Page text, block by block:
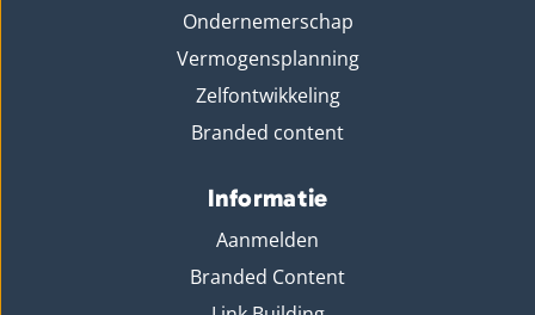
Ondernemerschap
Vermogensplanning
Zelfontwikkeling
Branded content
Informatie
Aanmelden
Branded Content